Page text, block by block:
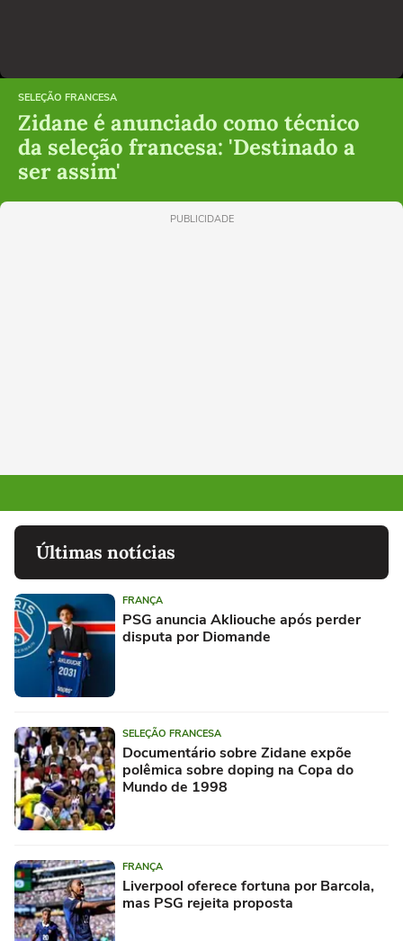
SELEÇÃO FRANCESA
Zidane é anunciado como técnico
da seleção francesa: 'Destinado a
ser assim'
PUBLICIDADE
Últimas notícias
FRANÇA
PSG anuncia Akliouche após perder
disputa por Diomande
SELEÇÃO FRANCESA
Documentário sobre Zidane expõe
polêmica sobre doping na Copa do
Mundo de 1998
FRANÇA
Liverpool oferece fortuna por Barcola,
mas PSG rejeita proposta